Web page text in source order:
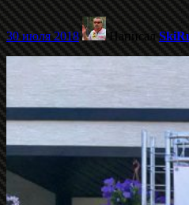
30 июля 2018 Написал